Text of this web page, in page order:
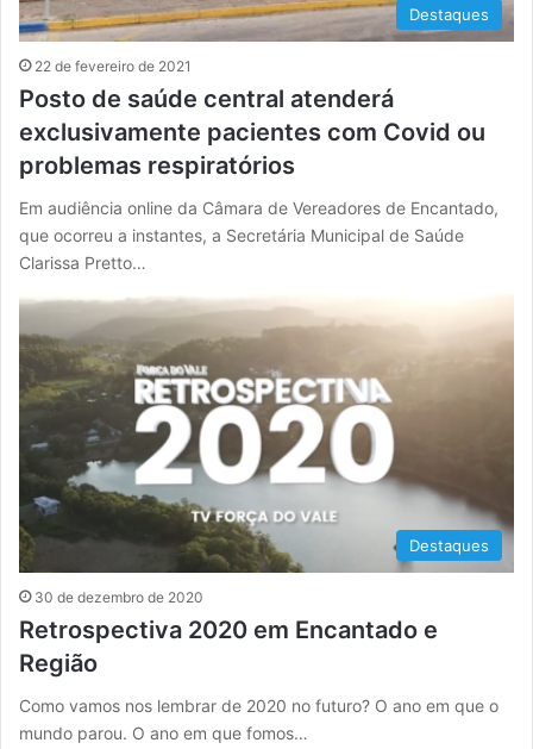
Destaques
22 de fevereiro de 2021
Posto de saúde central atenderá
exclusivamente pacientes com Covid ou
problemas respiratórios
Em audiência online da Câmara de Vereadores de Encantado,
que ocorreu a instantes, a Secretária Municipal de Saúde
Clarissa Pretto…
Destaques
30 de dezembro de 2020
Retrospectiva 2020 em Encantado e
Região
Como vamos nos lembrar de 2020 no futuro? O ano em que o
mundo parou. O ano em que fomos…